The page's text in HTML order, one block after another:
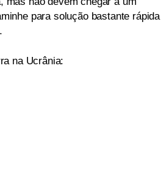
para solução bastante rápida
na Ucrânia: